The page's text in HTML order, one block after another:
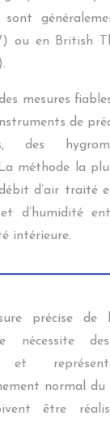
sont
ou en British
mesures
de
des
méthode la
d’air traité
d’humidité
intérieure.
précise de
nécessite
et
normal du
être